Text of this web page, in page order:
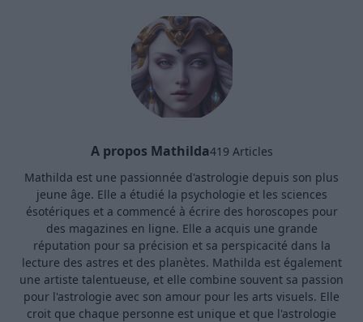
A propos Mathilda419 Articles
Mathilda est une passionnée d'astrologie depuis son plus
jeune âge. Elle a étudié la psychologie et les sciences
ésotériques et a commencé à écrire des horoscopes pour
des magazines en ligne. Elle a acquis une grande
réputation pour sa précision et sa perspicacité dans la
lecture des astres et des planètes. Mathilda est également
une artiste talentueuse, et elle combine souvent sa passion
pour l'astrologie avec son amour pour les arts visuels. Elle
croit que chaque personne est unique et que l'astrologie